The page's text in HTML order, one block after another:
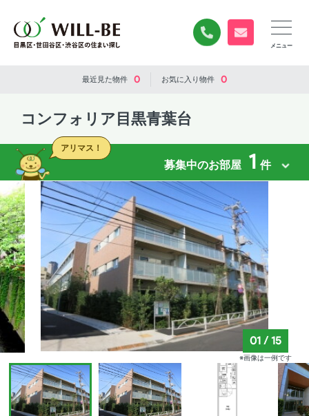
0120-840-834
無料お問い合
最近見た物件 0 お気に入り物件 0
コンフォリア目黒青葉台
募集中のお部屋 1 件
アリマス！
01 /15
※画像は一例です